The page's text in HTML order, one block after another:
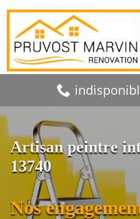
Artisan peintre
13740
Nos